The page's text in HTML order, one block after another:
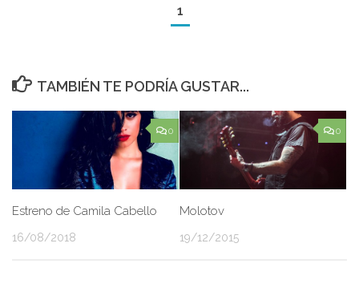
1
TAMBIÉN TE PODRÍA GUSTAR...
0
Estreno de Camila Cabello
16/08/2018
0
Molotov
19/12/2015